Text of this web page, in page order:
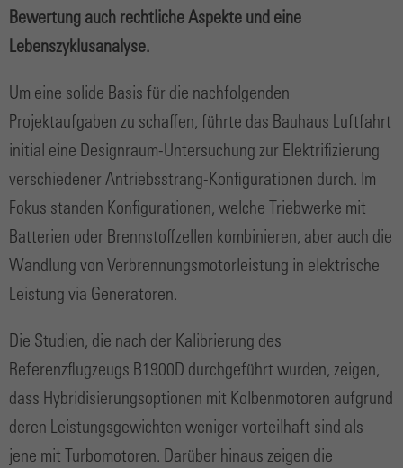
Bewertung auch rechtliche Aspekte und eine
Lebenszyklusanalyse.
Um eine solide Basis für die nachfolgenden
Projektaufgaben zu schaffen, führte das Bauhaus Luftfahrt
initial eine Designraum-Untersuchung zur Elektrifizierung
verschiedener Antriebsstrang-Konfigurationen durch. Im
Fokus standen Konfigurationen, welche Triebwerke mit
Batterien oder Brennstoffzellen kombinieren, aber auch die
Wandlung von Verbrennungsmotorleistung in elektrische
Leistung via Generatoren.
Die Studien, die nach der Kalibrierung des
Referenzflugzeugs B1900D durchgeführt wurden, zeigen,
dass Hybridisierungsoptionen mit Kolbenmotoren aufgrund
deren Leistungsgewichten weniger vorteilhaft sind als
jene mit Turbomotoren. Darüber hinaus zeigen die